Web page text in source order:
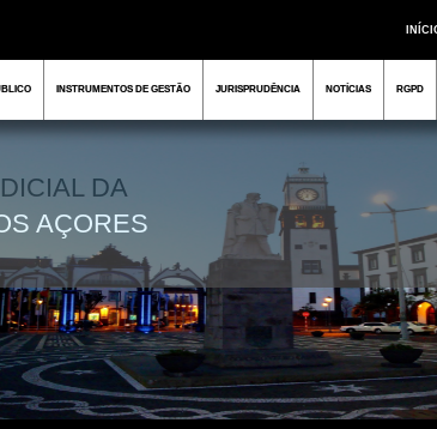
INSTRUMENTOS DE GESTÃO JURISPRUDÊNCIA NOTÍCIAS RGPD
DA
AÇORES